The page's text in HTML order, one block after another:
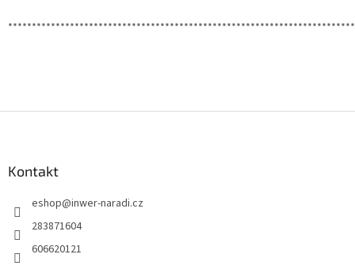
Kontakt
eshop@inwer-naradi.cz
283871604
606620121